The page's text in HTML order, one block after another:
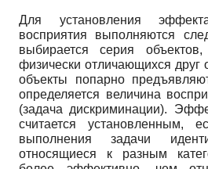
Для установления эффекта
восприятия выполняются
выбирается серия
физически отличающихся друг
объекты попарно
определяется величина
(задача дискриминации).
считается установленным,
выполнения задачи
относящиеся к разным